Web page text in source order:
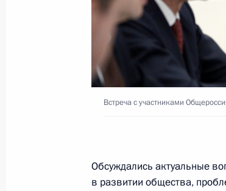
1 сентября 2016 года,
Выступление на
судостроительного
1 сентября 2016 года, 09:00
Встреча с рабочими
1 сентября 2016 года, 08:50
Встреча с участниками
Обсуждались актуальные
в развитии общества,